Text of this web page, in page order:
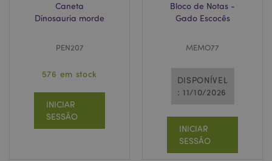
Caneta
Dinosauria morde
PEN207
576 em stock
INICIAR
SESSÃO
Bloco de Notas -
Gado Escocês
MEMO77
DISPONÍVEL
: 11/10/2026
INICIAR
SESSÃO
recently_compared_product